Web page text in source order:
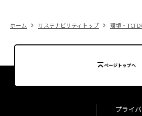
ホーム サステナビリティトップ 環境・
ページトップへ
プライ